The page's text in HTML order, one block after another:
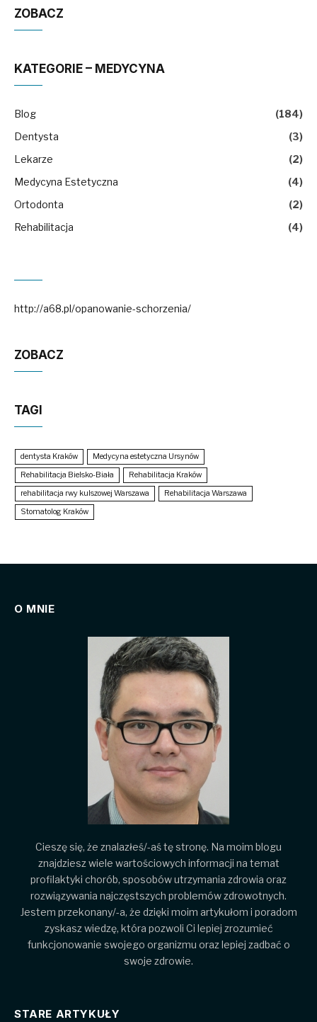
ZOBACZ
KATEGORIE – MEDYCYNA
Blog
(184)
Dentysta
(3)
Lekarze
(2)
Medycyna Estetyczna
(4)
Ortodonta
(2)
Rehabilitacja
(4)
http://a68.pl/opanowanie-schorzenia/
ZOBACZ
TAGI
dentysta Kraków
Medycyna estetyczna Ursynów
Rehabilitacja Bielsko-Biała
Rehabilitacja Kraków
rehabilitacja rwy kulszowej Warszawa
Rehabilitacja Warszawa
Stomatolog Kraków
O MNIE
Cieszę się, że znalazłeś/-aś tę stronę. Na moim blogu
znajdziesz wiele wartościowych informacji na temat
profilaktyki chorób, sposobów utrzymania zdrowia oraz
rozwiązywania najczęstszych problemów zdrowotnych.
Jestem przekonany/-a, że dzięki moim artykułom i poradom
zyskasz wiedzę, która pozwoli Ci lepiej zrozumieć
funkcjonowanie swojego organizmu oraz lepiej zadbać o
swoje zdrowie.
STARE ARTYKUŁY